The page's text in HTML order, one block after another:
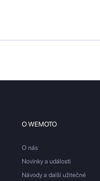
O WEMOTO
O nás
Novinky a události
Návody a další užitečné